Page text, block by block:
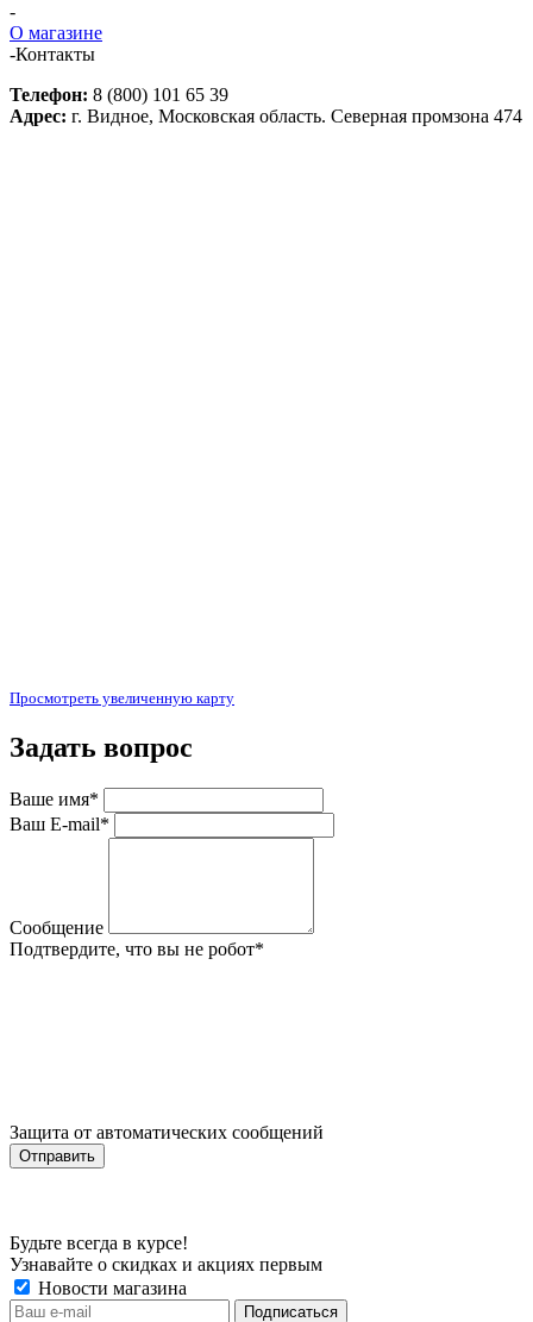
-
О магазине
-Контакты
Телефон: 8 (800) 101 65 39
Адрес: г. Видное, Московская область. Северная промзона 474
Просмотреть увеличенную карту
Задать вопрос
Ваше имя*
Ваш E-mail*
Сообщение
Подтвердите, что вы не робот*
Защита от автоматических сообщений
Будьте всегда в курсе!
Узнавайте о скидках и акциях первым
Новости магазина